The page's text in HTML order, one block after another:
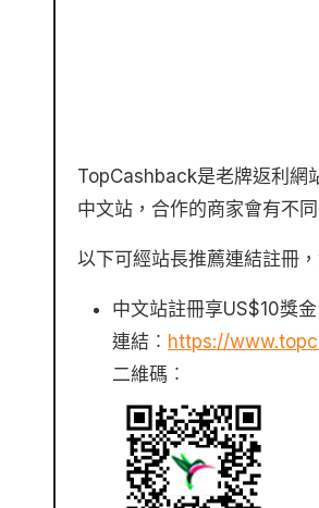
TopCashback是老牌返利網站，註冊後透過連結進行消費、旅遊預訂，甚至是購買飛行里數、酒店積分等，都可獲得返利。TopCashback分英國站、美國站及
中文站，合作的商家會有不
以下可經站長推薦連結註冊
中文站註冊享US$10獎金
連結︰ https://
二維碼︰